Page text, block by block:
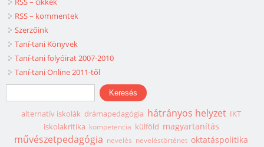
RSS – kommentek
Szerzőink
Taní-tani Könyvek
Taní-tani folyóirat 2007-2010
Taní-tani Online 2011-től
Keresés űrlap
Keresés
alternatív iskolák drámapedagógia hátrányos helyzet IKT
iskolakritika kompetencia külföld magyartanítás
művészetpedagógia nevelés neveléstörténet oktatáspolitika